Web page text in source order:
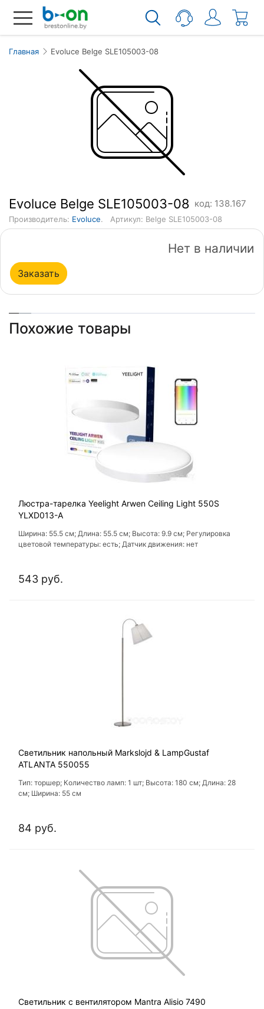
Главная Evoluce Belge SLE105003-08
Evoluce Belge SLE105003-08 код: 138.167
Производитель: Evoluce. Артикул: Belge SLE105003-08
Нет в наличии
Заказать
Похожие товары
Люстра-тарелка Yeelight Arwen Ceiling Light 550S
YLXD013-A
Ширина: 55.5 см; Длина: 55.5 см; Высота: 9.9 см; Регулировка
цветовой температуры: есть; Датчик движения: нет
543 руб.
Светильник напольный Markslojd & LampGustaf
ATLANTA 550055
Тип: торшер; Количество ламп: 1 шт; Высота: 180 см; Длина: 28
см; Ширина: 55 см
84 руб.
Светильник с вентилятором Mantra Alisio 7490